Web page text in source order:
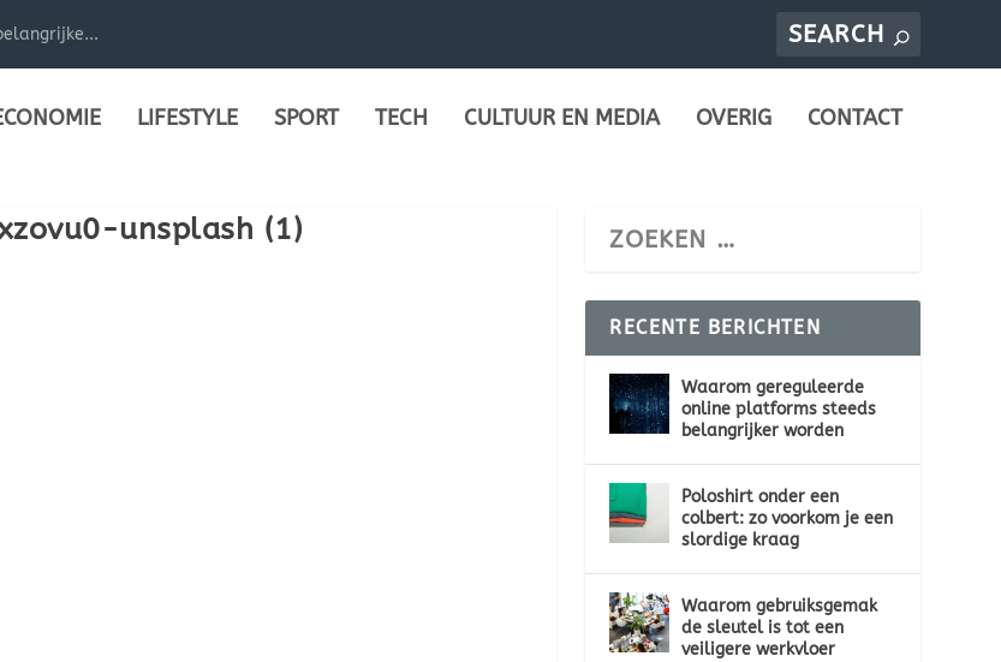
LIFESTYLE SPORT TECH CULTUUR EN MEDIA OVERIG CONTACT
unsplash (1)
RECENTE BERICHTEN
Waarom gereguleerde
online platforms steeds
belangrijker worden
Poloshirt onder een
colbert: zo voorkom je een
slordige kraag
Waarom gebruiksgemak
de sleutel is tot een
veiligere werkvloer